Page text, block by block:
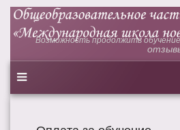
Возможность продолжить